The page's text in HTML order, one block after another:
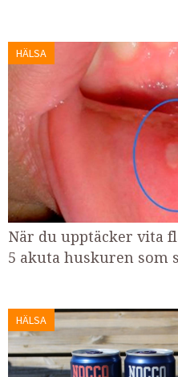
HÄLSA
När du upptäcker vita
5 akuta huskuren som
HÄLSA